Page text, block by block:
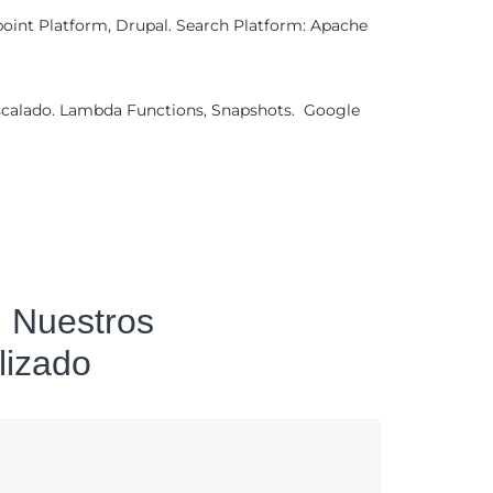
Platform, Drupal. Search Platform: Apache
Lambda Functions, Snapshots. Google
Nuestros